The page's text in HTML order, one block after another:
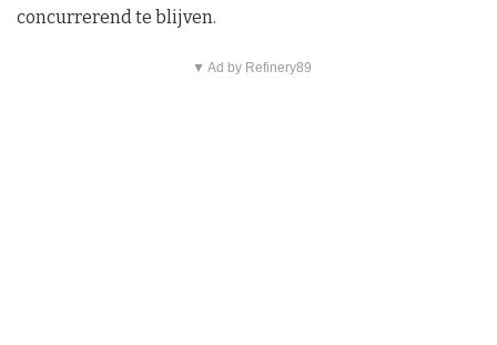
concurrerend te blijven.
▼ Ad by Refinery89